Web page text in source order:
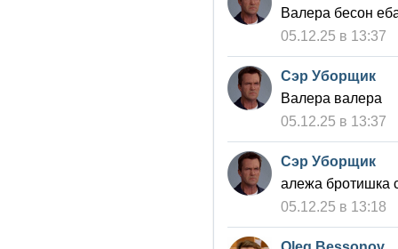
Валера бесон
05.12.25 в 13:37
Сэр Уборщик
Валера валера
05.12.25 в 13:37
Сэр Уборщик
алежа бротишка
05.12.25 в 13:18